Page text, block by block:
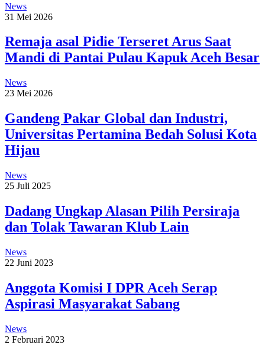
News
31 Mei 2026
Remaja asal Pidie Terseret Arus Saat
Mandi di Pantai Pulau Kapuk Aceh Besar
News
23 Mei 2026
Gandeng Pakar Global dan Industri,
Universitas Pertamina Bedah Solusi Kota
Hijau
News
25 Juli 2025
Dadang Ungkap Alasan Pilih Persiraja
dan Tolak Tawaran Klub Lain
News
22 Juni 2023
Anggota Komisi I DPR Aceh Serap
Aspirasi Masyarakat Sabang
News
2 Februari 2023